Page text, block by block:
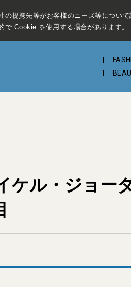
の提携先等がお客様のニーズ等につい
で Cookie を使用する場合があります。
ケル・ジョ